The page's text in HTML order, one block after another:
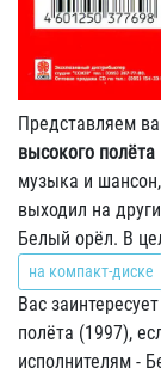
Представляем
высокого полёта
музыка и
выходил на
Белый орёл. В
на компакт-диске
Вас
полёта (1997),
исполнителям -